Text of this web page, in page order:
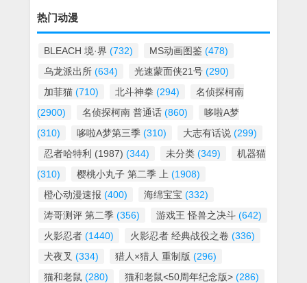
热门动漫
BLEACH 境·界 (732) MS动画图鉴 (478)
乌龙派出所 (634) 光速蒙面侠21号 (290)
加菲猫 (710) 北斗神拳 (294)
名侦探柯南
(2900)
名侦探柯南 普通话 (860)
哆啦A梦
(310)
哆啦A梦第三季 (310) 大志有话说 (299)
忍者哈特利 (1987) (344) 未分类 (349)
机器猫
(310)
樱桃小丸子 第二季 上 (1908)
橙心动漫速报 (400) 海绵宝宝 (332)
涛哥测评 第二季 (356) 游戏王 怪兽之决斗 (642)
火影忍者 (1440) 火影忍者 经典战役之卷 (336)
犬夜叉 (334) 猎人×猎人 重制版 (296)
猫和老鼠 (280) 猫和老鼠<50周年纪念版> (286)